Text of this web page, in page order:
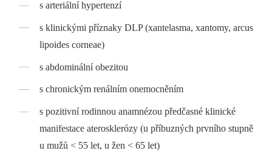
s arteriální hypertenzí
s klinickými příznaky DLP (xantelasma, xantomy, arcus
lipoides corneae)
s abdominální obezitou
s chronickým renálním onemocněním
s pozitivní rodinnou anamnézou předčasné klinické
manifestace aterosklerózy (u příbuzných prvního stupně
u mužů < 55 let, u žen < 65 let)